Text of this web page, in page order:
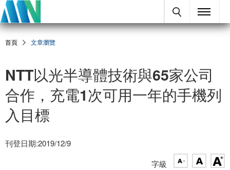
首頁 文章瀏覽
NTT以光半導體技術與65家公司
合作，充電1次可用一年的手機列
入目標
刊登日期:2019/12/9
字級